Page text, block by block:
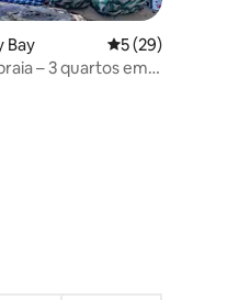
33 avaliações
Bay 5 de uma
5 (29)
– 3 quartos em